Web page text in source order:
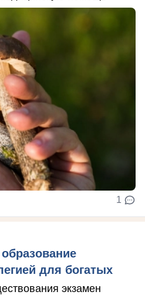
1
для богатых
экзамен